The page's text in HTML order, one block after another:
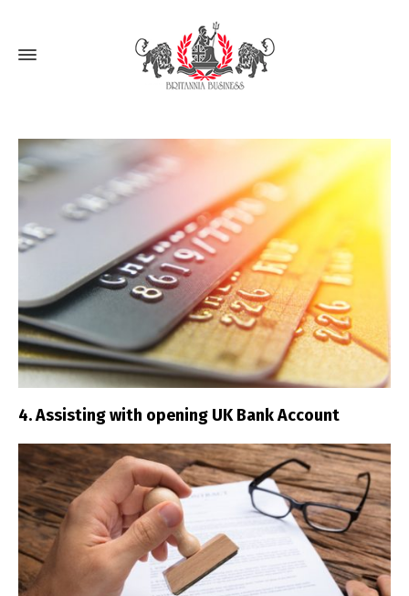
4. Assisting with opening UK Bank Account